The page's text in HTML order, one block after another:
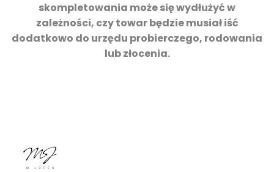
skompletowania może się wydłużyć w
zależności, czy towar będzie musiał iść
dodatkowo do urzędu probierczego, rodowania
lub złocenia.